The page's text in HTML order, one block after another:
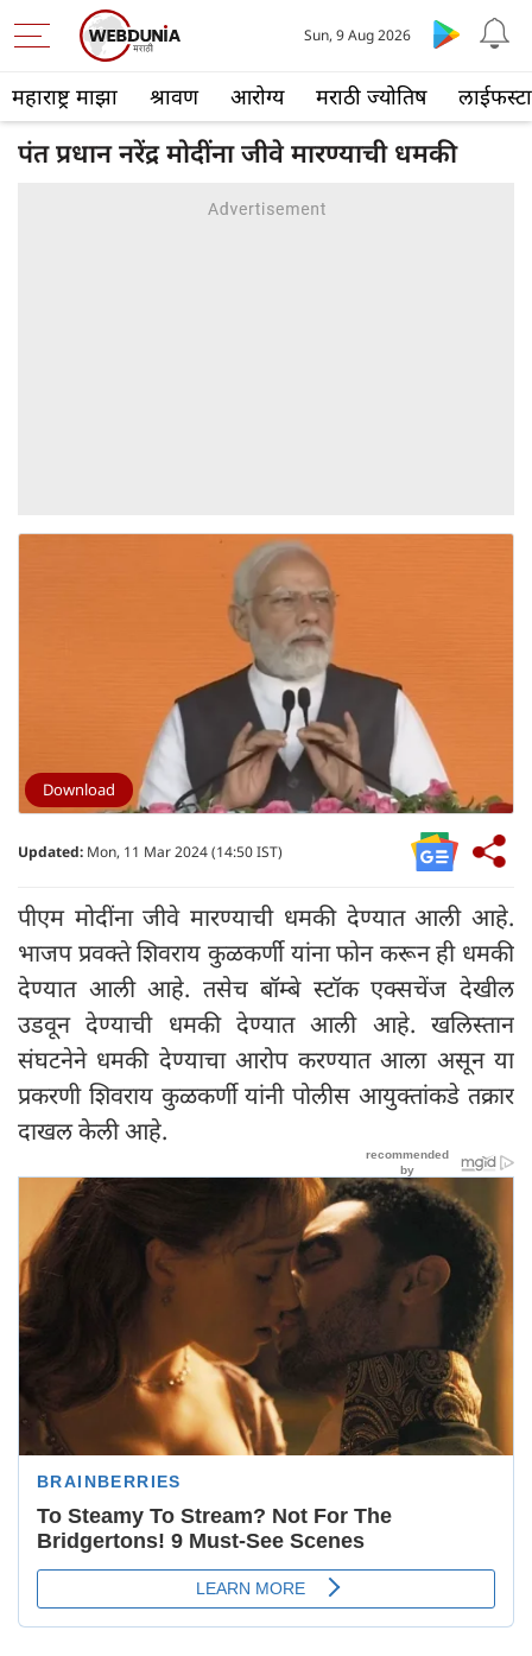
महाराष्ट्र माझा श्रावण आरोग्य मराठी ज्योतिष
Sun, 9 Aug 2026
पंत प्रधान नरेंद्र मोदींना जीवे मारण्याची धमकी
Download
Updated: Mon, 11 Mar 2024 (14:50 IST)
पीएम मोदींना जीवे मारण्याची धमकी देण्यात आली आहे.
भाजप प्रवक्ते शिवराय कुळकर्णी यांना फोन करून ही धमकी
देण्यात आली आहे. तसेच बॉम्बे स्टॉक एक्सचेंज देखील
उडवून देण्याची धमकी देण्यात आली आहे. खलिस्तान
संघटनेने धमकी देण्याचा आरोप करण्यात आला असून या
प्रकरणी शिवराय कुळकर्णी यांनी पोलीस आयुक्तांकडे तक्रार
दाखल केली आहे.